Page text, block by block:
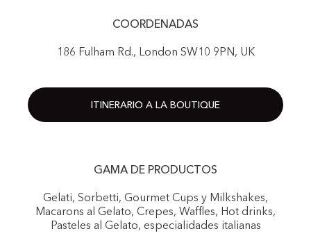
COORDENADAS
186 Fulham Rd., London SW10 9PN, UK
ITINERARIO A LA BOUTIQUE
GAMA DE PRODUCTOS
Gelati, Sorbetti, Gourmet Cups y Milkshakes,
Macarons al Gelato, Crepes, Waffles, Hot drinks,
Pasteles al Gelato, especialidades italianas